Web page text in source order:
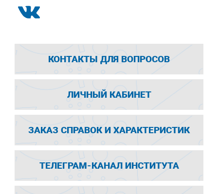
КОНТАКТЫ ДЛЯ ВОПРОСОВ
ЛИЧНЫЙ КАБИНЕТ
ЗАКАЗ СПРАВОК И ХАРАКТЕРИСТИК
ТЕЛЕГРАМ-КАНАЛ ИНСТИТУТА